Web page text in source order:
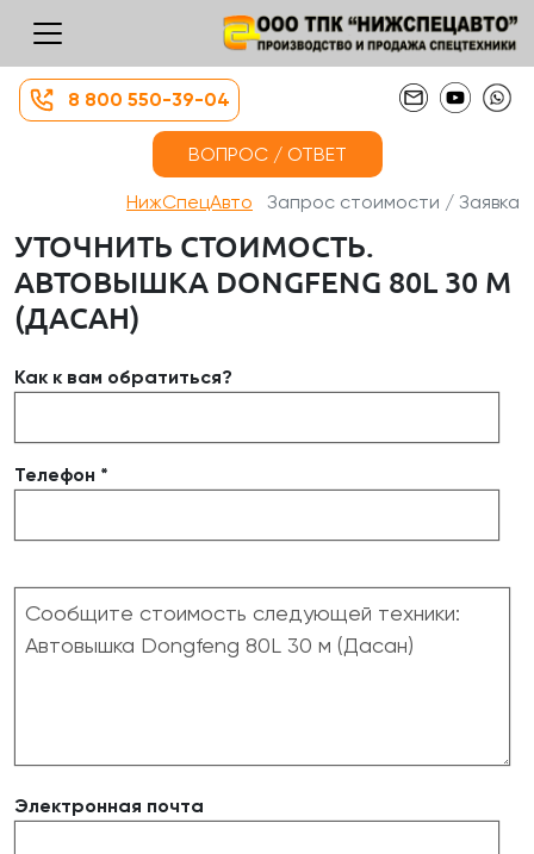
8 800 550-39-04
ВОПРОС / ОТВЕТ
НижСпецАвто Запрос стоимости / Заявка
УТОЧНИТЬ СТОИМОСТЬ.
АВТОВЫШКА DONGFENG 80L 30 М
(ДАСАН)
Как к вам обратиться?
Телефон *
Электронная почта